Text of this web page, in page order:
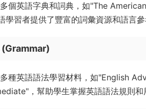
個英語字典和詞典，如"The
習者提供了豐富的詞彙資源和語言參
(Grammar)
種英語語法學習材料，如"English
，幫助學生掌握英語語法規則和